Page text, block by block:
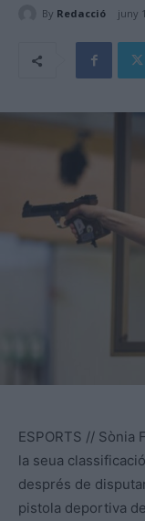
By Redacció juny
ESPORTS //
la seua
després de
pistola deportiva